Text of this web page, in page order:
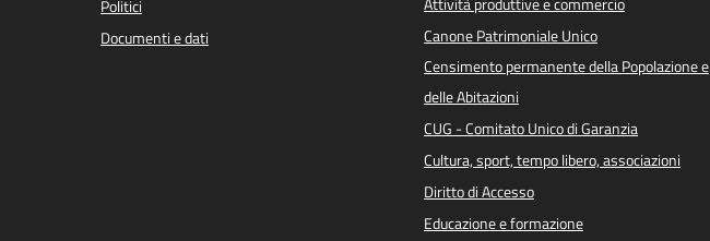
Politici
Documenti e dati
Canone Patrimoniale Unico
Censimento permanente della Popolazione e
delle Abitazioni
CUG - Comitato Unico di Garanzia
Cultura, sport, tempo libero, associazioni
Diritto di Accesso
Educazione e formazione